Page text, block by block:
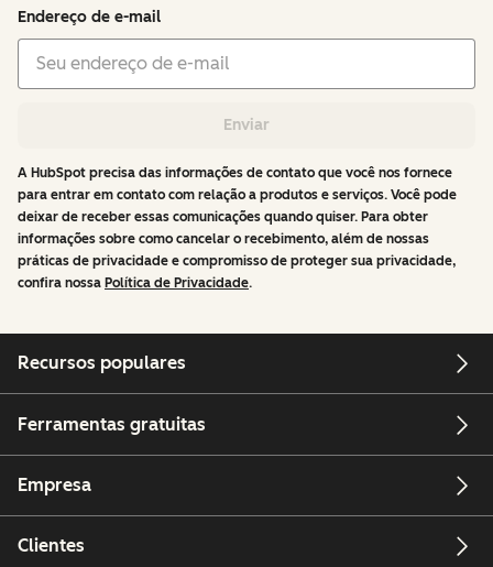
Endereço de e-mail
Enviar
A HubSpot precisa das informações de contato que você nos fornece
para entrar em contato com relação a produtos e serviços. Você pode
deixar de receber essas comunicações quando quiser. Para obter
informações sobre como cancelar o recebimento, além de nossas
práticas de privacidade e compromisso de proteger sua privacidade,
confira nossa Política de Privacidade.
Recursos populares
Ferramentas gratuitas
Empresa
Clientes